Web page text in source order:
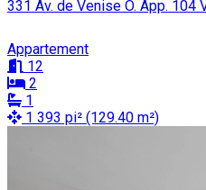
331 Av. de Venise O. App. 104
Appartement
12
2
1
1 393 pi² (129.40 m²)